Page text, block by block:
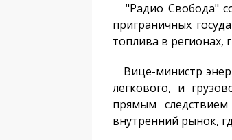
"Радио Свобода"
приграничных
топлива в регионах,
Вице-министр
легкового, и
прямым
внутренний рынок,